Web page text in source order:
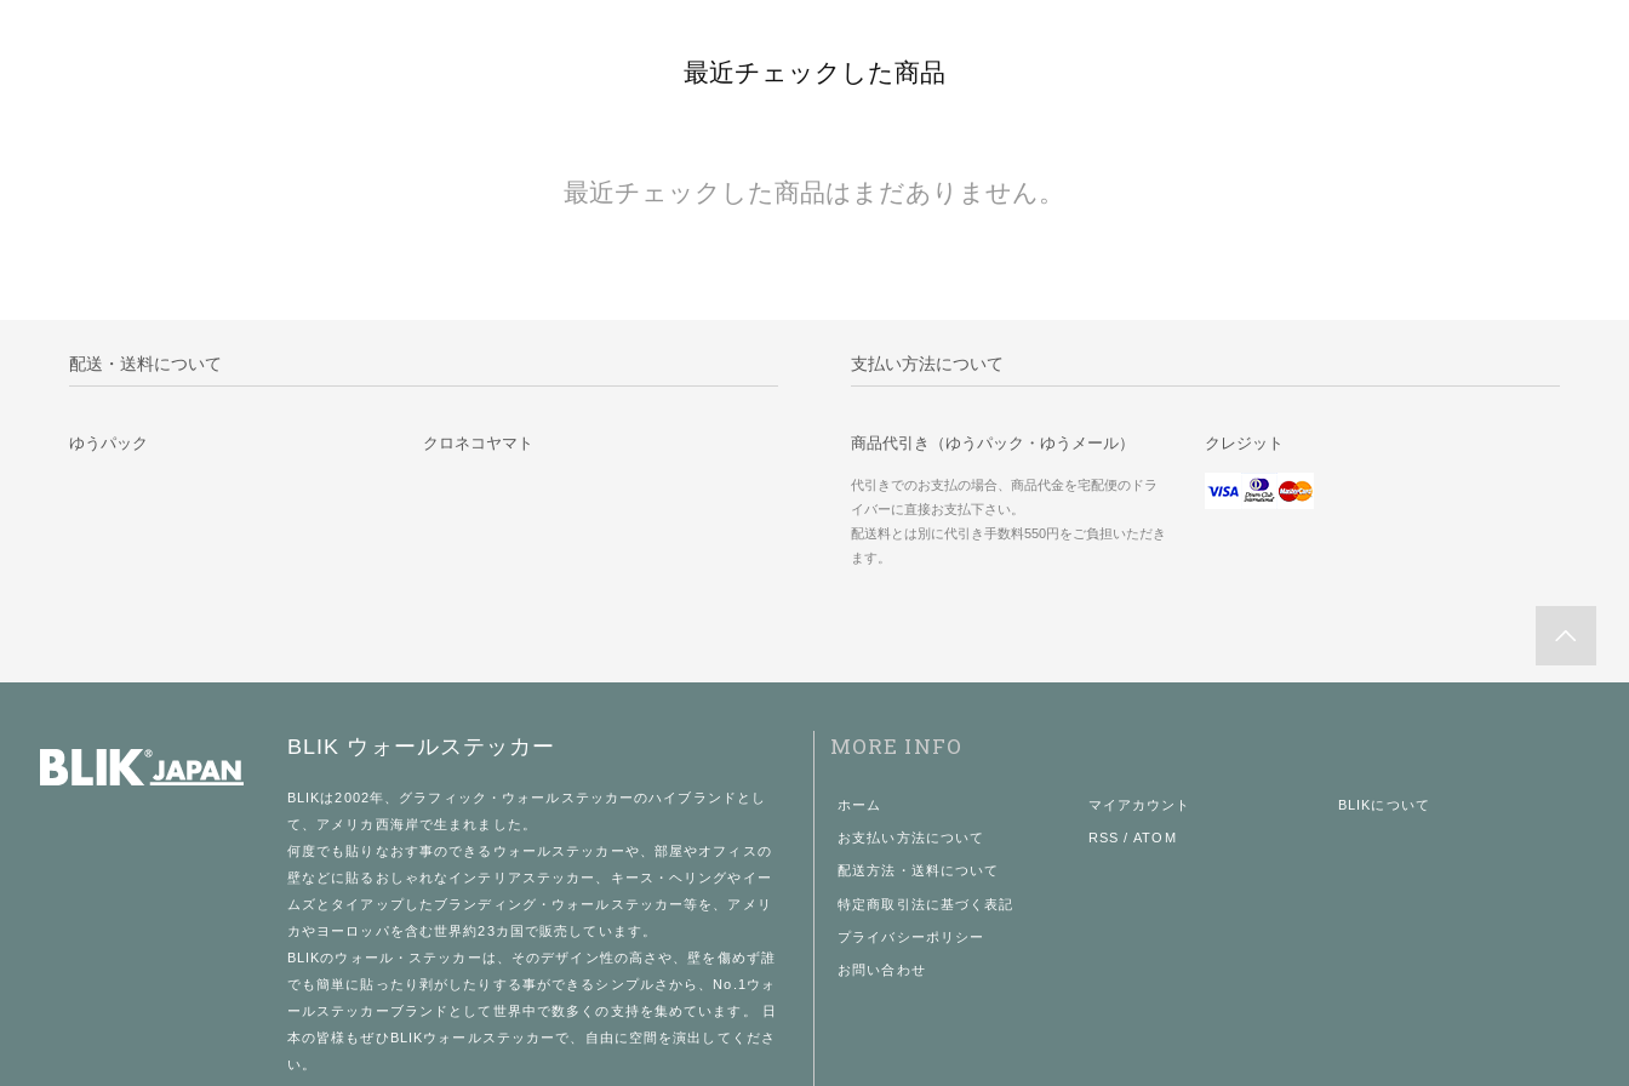
最近チェックした商品
最近チェックした商品はまだありません。
配送・送料について
ゆうパック クロネコヤマト
支払い方法について
商品代引き（ゆうパック・ゆうメール）
代引きでのお支払の場合、商品代金を宅配便のドラ
イバーに直接お支払下さい。
配送料とは別に代引き手数料550円をご負担いただき
ます。
クレジット
BLIK ウォールステッカー
BLIKは2002年、 グラフィック・ウォールステッカーのハイブランドとし
て、アメリカ西海岸で生まれました。
何度でも貼りなおす事のできる ウォールステッカーや、部屋やオフィスの
壁などに貼るおしゃれなインテリアステッカー、キース・ヘリングやイー
ムズとタイアップしたブランディング・ウォールステッカー等を、アメリ
カやヨーロッパを含む世界約23カ国で販売しています。
BLIKのウォール・ステッカーは、そのデザイン性の高さや、壁を傷めず誰
でも簡単に貼ったり剥がしたりする事ができるシンプルさから、No.1 ウォ
ールステッカー ブランドとして世界中で数多くの支持を集めています。 日
本の皆様もぜひ BLIKウォールステッカーで、自由に空間を演出してくださ
い。
MORE INFO
ホーム
お支払い方法について
配送方法・送料について
特定商取引法に基づく表記
プライバシーポリシー
お問い合わせ
マイアカウント
RSS /ATOM
BLIKについて